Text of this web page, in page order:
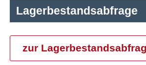
Lagerbestandsabfrage
zur